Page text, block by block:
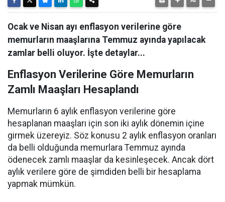
Ocak ve Nisan ayı enflasyon verilerine göre
memurların maaşlarına Temmuz ayında yapılacak
zamlar belli oluyor. İşte detaylar...
Enflasyon Verilerine Göre Memurların
Zamlı Maaşları Hesaplandı
Memurların 6 aylık enflasyon verilerine göre
hesaplanan maaşları için son iki aylık dönemin içine
girmek üzereyiz. Söz konusu 2 aylık enflasyon oranları
da belli olduğunda memurlara Temmuz ayında
ödenecek zamlı maaşlar da kesinleşecek. Ancak dört
aylık verilere göre de şimdiden belli bir hesaplama
yapmak mümkün.